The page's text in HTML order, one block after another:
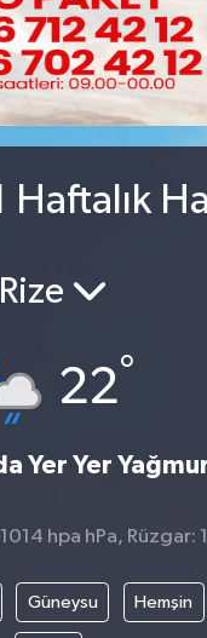
Haftalık
Rize
22°
Yer Yer
hpa hPa, Rüzgar:
Güneysu Hemşin